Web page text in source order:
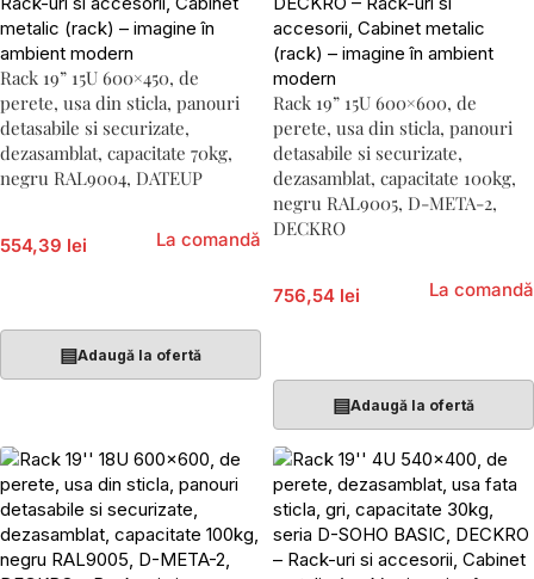
Rack 19” 15U 600×450, de
perete, usa din sticla, panouri
detasabile si securizate,
dezasamblat, capacitate 70kg,
negru RAL9004, DATEUP
554,39 lei La comandă
▤Adaugă la ofertă
Rack 19” 15U 600×600, de
perete, usa din sticla, panouri
detasabile si securizate,
dezasamblat, capacitate 100kg,
negru RAL9005, D-META-2,
DECKRO
756,54 lei La comandă
▤Adaugă la ofertă